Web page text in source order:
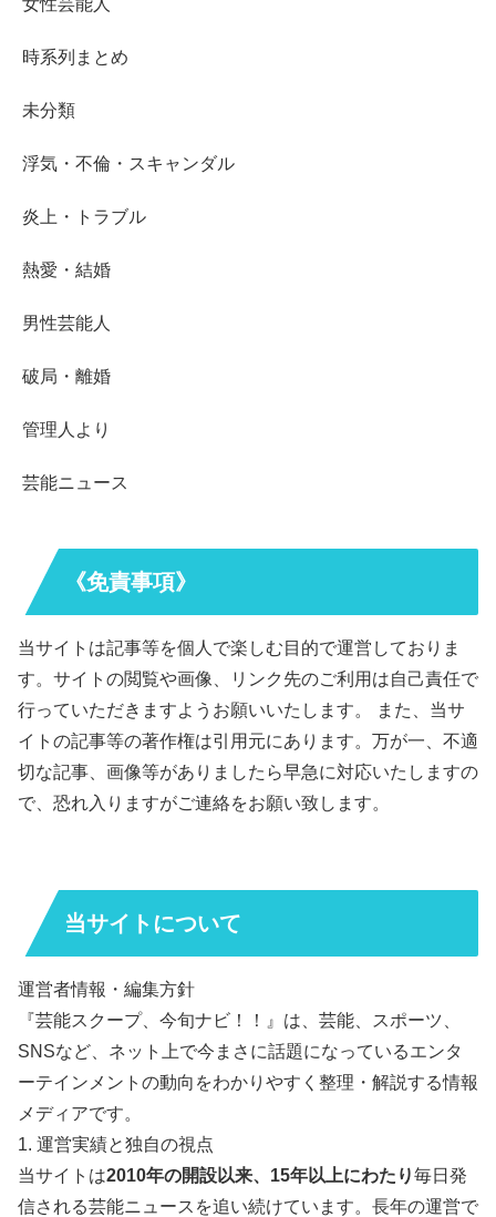
女性芸能人
時系列まとめ
未分類
浮気・不倫・スキャンダル
炎上・トラブル
熱愛・結婚
男性芸能人
破局・離婚
管理人より
芸能ニュース
《免責事項》
当サイトは記事等を個人で楽しむ目的で運営しておりま
す。サイトの閲覧や画像、リンク先のご利用は自己責任で
行っていただきますようお願いいたします。 また、当サ
イトの記事等の著作権は引用元にあります。万が一、不適
切な記事、画像等がありましたら早急に対応いたしますの
で、恐れ入りますがご連絡をお願い致します。
当サイトについて
運営者情報・編集方針
『芸能スクープ、今旬ナビ！！』は、芸能、スポーツ、
SNSなど、ネット上で今まさに話題になっているエンタ
ーテインメントの動向をわかりやすく整理・解説する情報
メディアです。
1. 運営実績と独自の視点
当サイトは2010年の開設以来、15年以上にわたり毎日発
信される芸能ニュースを追い続けています。長年の運営で